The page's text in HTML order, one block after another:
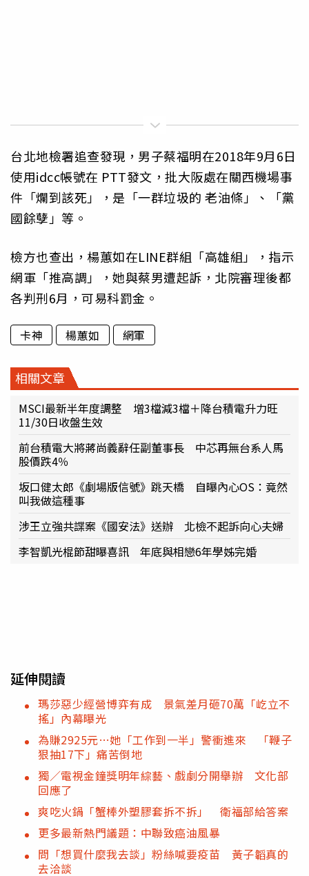
台北地檢署追查發現，男子蔡福明在2018年9月6日
使用idcc帳號在 PTT發文，批大阪處在關西機場事
件「爛到該死」，是「一群垃圾的 老油條」、「黨
國餘孽」等。
檢方也查出，楊蕙如在LINE群組「高雄組」，指示
網軍「推高調」，她與蔡男遭起訴，北院審理後都
各判刑6月，可易科罰金。
卡神 楊蕙如 網軍
相關文章
MSCI最新半年度調整 增3檔減3檔＋降台積電升力旺
11/30日收盤生效
前台積電大將蔣尚義辭任副董事長 中芯再無台系人馬
股價跌4％
坂口健太郎《劇場版信號》跳天橋 自曝內心OS：竟然
叫我做這種事
涉王立強共諜案《國安法》送辦 北檢不起訴向心夫婦
李智凱光棍節甜曝喜訊 年底與相戀6年學姊完婚
延伸閱讀
瑪莎惡少經營博弈有成 景氣差月砸70萬「屹立不
搖」內幕曝光
為賺2925元…她「工作到一半」警衝進來 「鞭子
狠抽17下」痛苦倒地
獨／電視金鐘獎明年綜藝、戲劇分開舉辦 文化部
回應了
爽吃火鍋「蟹棒外塑膠套拆不拆」 衛福部給答案
更多最新熱門議題：中聯致癌油風暴
問「想買什麼我去談」粉絲喊要疫苗 黃子韜真的
去洽談